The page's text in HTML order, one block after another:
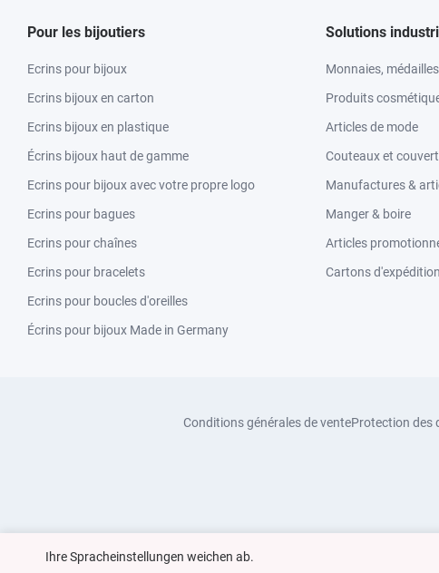
Pour les bijoutiers
Ecrins pour bijoux
Ecrins bijoux en carton
Ecrins bijoux en plastique
Écrins bijoux haut de gamme
Ecrins pour bijoux avec votre propre logo
Ecrins pour bagues
Ecrins pour chaînes
Ecrins pour bracelets
Ecrins pour boucles d'oreilles
Écrins pour bijoux Made in Germany
Solutions
Monnaies,
Produits
Articles de mode
Couteaux et
Manufactures &
Manger & boire
Articles
Cartons d'expédition
Conditions générales de venteProtection des
Ihre Spracheinstellungen weichen ab.